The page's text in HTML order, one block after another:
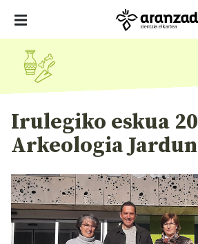
Irulegiko eskua
Arkeologia